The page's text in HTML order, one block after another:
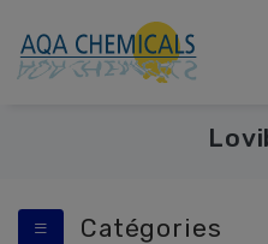
Catégories